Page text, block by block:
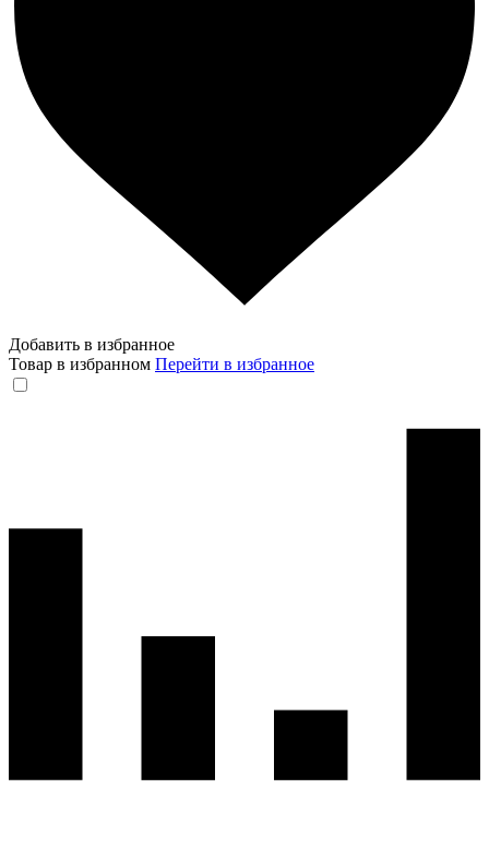
Добавить в избранное
Товар в избранном Перейти в избранное